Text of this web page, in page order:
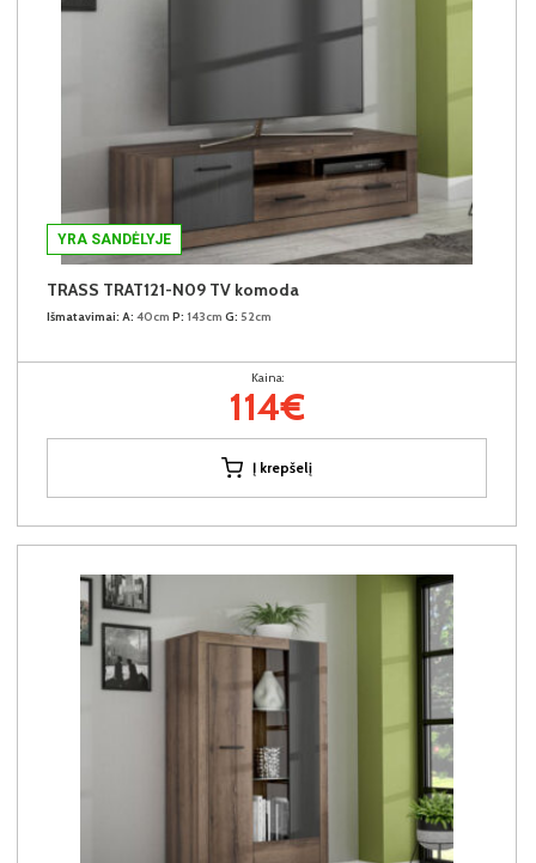
YRA SANDĖLYJE
TRASS TRAT121-N09 TV komoda
Išmatavimai: A: 40cm P: 143cm G: 52cm
Kaina:
114€
Į krepšelį